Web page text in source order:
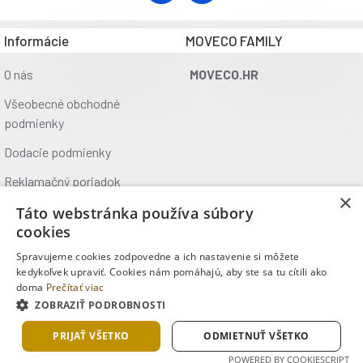
Výnimočnosť vnútornej ochrannej siete spočíva v
Všetky naše trampolíny spĺňajú prísne
trampolín je pre nás prioritou.
Ďalšie výhody trampolín Marimex
Informácie
O nás
Všeobecné obchodné
podmienky
Dodacie podmienky
Reklamačný poriadok
Ochrana údajov
Kontakt
Kde nás nájdete
MOVECO FAMILY
MOVECO.HR
Copyright © 2025, MOVECO s.r.o., Všetky práva vyhradené
×
Táto webstránka používa súbory
cookies
Spravujeme cookies zodpovedne a ich nastavenie si môžete
kedykoľvek upraviť. Cookies nám pomáhajú, aby ste sa tu cítili ako
doma Prečítať viac
ZOBRAZIŤ PODROBNOSTI
PRIJAŤ VŠETKO ODMIETNUŤ VŠETKO
POWERED BY COOKIESCRIPT